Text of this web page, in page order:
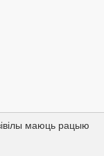
маюць рацыю